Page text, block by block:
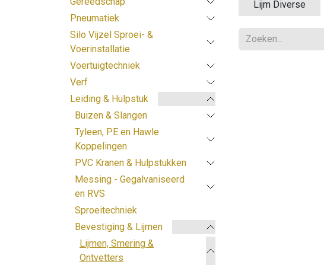
Pneumatiek
Silo Vijzel Sproei- &
Voerinstallatie
Voertuigtechniek
Verf
Leiding & Hulpstuk
Buizen & Slangen
Tyleen, PE en Hawle
Koppelingen
PVC Kranen & Hulpstukken
Messing - Gegalvaniseerd
en RVS
Sproeitechniek
Bevestiging & Lijmen
Lijmen, Smering &
Ontvetters
Lijm Diverse